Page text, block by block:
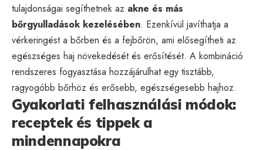
tulajdonságai segíthetnek az akne és más
bőrgyulladások kezelésében. Ezenkívül javíthatja a
vérkeringést a bőrben és a fejbőrön, ami elősegítheti az
egészséges haj növekedését és erősítését. A kombináció
rendszeres fogyasztása hozzájárulhat egy tisztább,
ragyogóbb bőrhöz és erősebb, egészségesebb hajhoz.
Gyakorlati felhasználási módok:
receptek és tippek a
mindennapokra